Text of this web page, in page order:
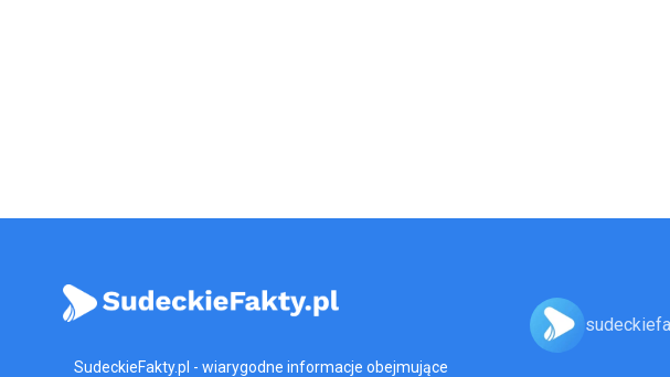
SudeckieFakty.pl - wiarygodne informacje obejmujące